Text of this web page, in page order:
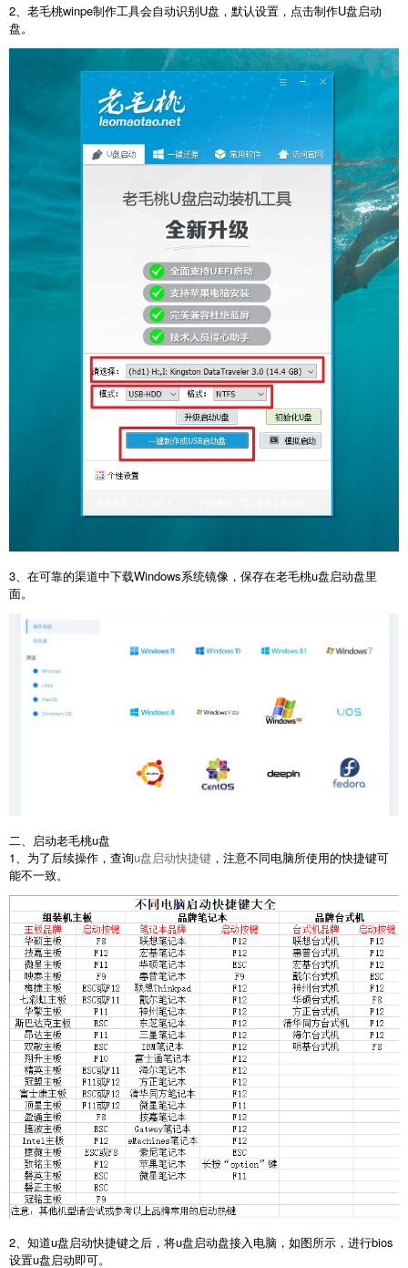
2、老毛桃winpe制作工具会自动识别U盘，默认设置，点击制作U盘启动
盘。
3、在可靠的渠道中下载Windows系统镜像，保存在老毛桃u盘启动盘里
面。
二、启动老毛桃u盘
1、为了后续操作，查询u盘启动快捷键 ，注意不同电脑所使用的快捷键可
能不一致。
2、知道u盘启动快捷键之后，将u盘启动盘接入电脑，如图所示，进行bios
设置u盘启动即可。